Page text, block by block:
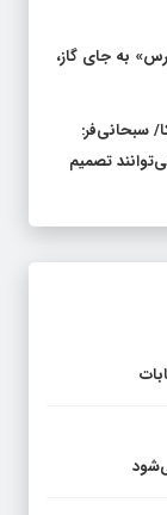
به جای گاز،
سبحانی‌فر:
تصمیم